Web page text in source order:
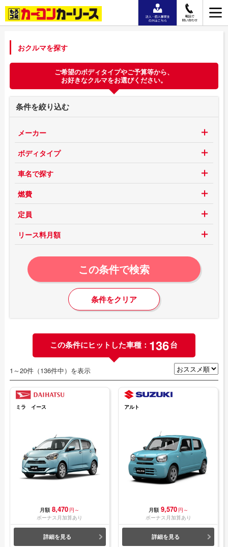
おクルマを探す
ご希望のボディタイプやご予算等から、
お好きなクルマをお選びください。
条件を絞り込む
メーカー
ボディタイプ
車名で探す
燃費
定員
リース料月額
この条件で検索
条件をクリア
この条件にヒットした車種： 136台
1～20件（136件中）を表示
ミラ イース
月額 8,470 円～
ボーナス月加算あり
詳細を見る
アルト
月額 9,570 円～
ボーナス月加算あり
詳細を見る